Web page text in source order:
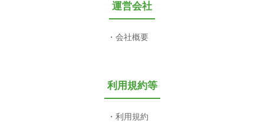
運営会社
会社概要
利用規約等
利用規約